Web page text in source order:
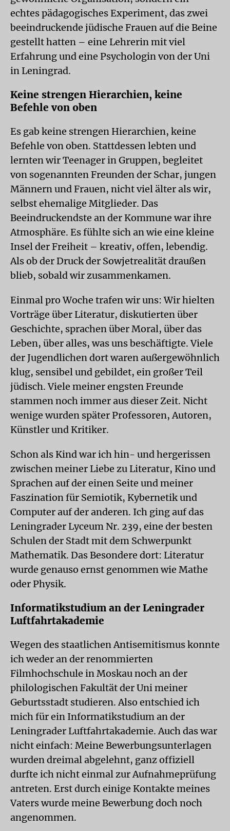
echtes pädagogisches Experiment, das zwei
beeindruckende jüdische Frauen auf die Beine
gestellt hatten – eine Lehrerin mit viel
Erfahrung und eine Psychologin von der Uni
in Leningrad.
Keine strengen Hierarchien, keine
Befehle von oben
Es gab keine strengen Hierarchien, keine
Befehle von oben. Stattdessen lebten und
lernten wir Teenager in Gruppen, begleitet
von sogenannten Freunden der Schar, jungen
Männern und Frauen, nicht viel älter als wir,
selbst ehemalige Mitglieder. Das
Beeindruckendste an der Kommune war ihre
Atmosphäre. Es fühlte sich an wie eine kleine
Insel der Freiheit – kreativ, offen, lebendig.
Als ob der Druck der Sowjetrealität draußen
blieb, sobald wir zusammenkamen.
Einmal pro Woche trafen wir uns: Wir hielten
Vorträge über Literatur, diskutierten über
Geschichte, sprachen über Moral, über das
Leben, über alles, was uns beschäftigte. Viele
der Jugendlichen dort waren außergewöhnlich
klug, sensibel und gebildet, ein großer Teil
jüdisch. Viele meiner engsten Freunde
stammen noch immer aus dieser Zeit. Nicht
wenige wurden später Professoren, Autoren,
Künstler und Kritiker.
Schon als Kind war ich hin- und hergerissen
zwischen meiner Liebe zu Literatur, Kino und
Sprachen auf der einen Seite und meiner
Faszination für Semiotik, Kybernetik und
Computer auf der anderen. Ich ging auf das
Leningrader Lyceum Nr. 239, eine der besten
Schulen der Stadt mit dem Schwerpunkt
Mathematik. Das Besondere dort: Literatur
wurde genauso ernst genommen wie Mathe
oder Physik.
Informatikstudium an der Leningrader
Luftfahrtakademie
Wegen des staatlichen Antisemitismus konnte
ich weder an der renommierten
Filmhochschule in Moskau noch an der
philologischen Fakultät der Uni meiner
Geburtsstadt studieren. Also entschied ich
mich für ein Informatikstudium an der
Leningrader Luftfahrtakademie. Auch das war
nicht einfach: Meine Bewerbungsunterlagen
wurden dreimal abgelehnt, ganz offiziell
durfte ich nicht einmal zur Aufnahmeprüfung
antreten. Erst durch einige Kontakte meines
Vaters wurde meine Bewerbung doch noch
angenommen.